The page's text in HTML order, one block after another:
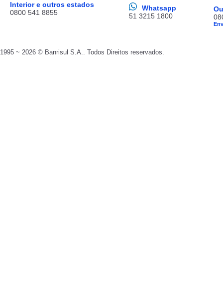
Interior e outros estados
0800 541 8855
Whatsapp
51 3215 1800
1995 ~ 2026 © Banrisul S.A.. Todos Direitos reservados.